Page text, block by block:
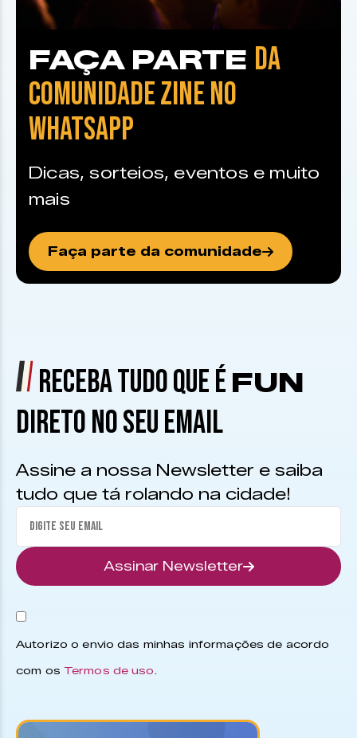
FAÇA PARTE DA
COMUNIDADE ZINE NO
WHATSAPP
Dicas, sorteios, eventos e muito
mais
Faça parte da comunidade
RECEBA TUDO QUE É FUN
DIRETO NO SEU EMAIL
Assine a nossa Newsletter e saiba
tudo que tá rolando na cidade!
Assinar Newsletter
Autorizo o envio das minhas informações de acordo
com os Termos de uso